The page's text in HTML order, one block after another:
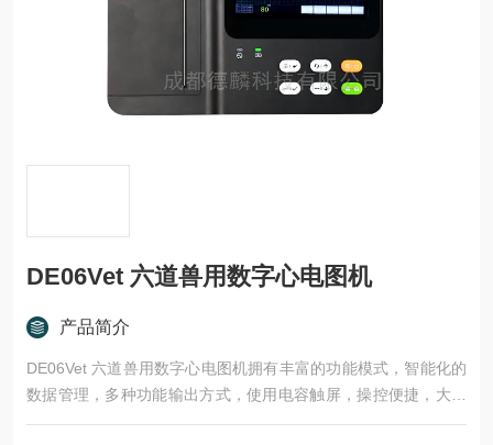
DE06Vet 六道兽用数字心电图机
产品简介
DE06Vet 六道兽用数字心电图机拥有丰富的功能模式，智能化的
数据管理，多种功能输出方式，使用电容触屏，操控便捷，大容
量锂电池，可持续续航5小时以上。